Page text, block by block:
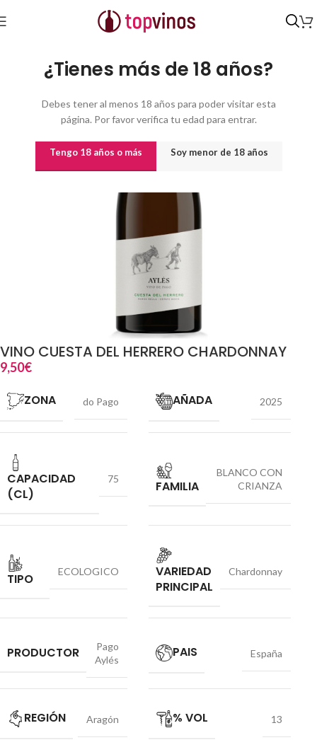
¿Tienes más de 18 años?
Debes tener al menos 18 años para poder visitar esta
página. Por favor verifica tu edad para entrar.
Tengo 18 años o más Soy menor de 18 años
Inicio Vinos por origen
VINO CUESTA DEL HERRERO CHARDONNAY
9,50€
ZONA do Pago AÑADA 2025
CAPACIDAD
(CL)
75 FAMILIA
BLANCO CON
CRIANZA
TIPO ECOLOGICO
VARIEDAD
PRINCIPAL
Chardonnay
PRODUCTOR
Pago
Aylés
PAIS España
REGIÓN Aragón % VOL 13